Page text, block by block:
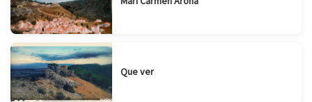
Que ver